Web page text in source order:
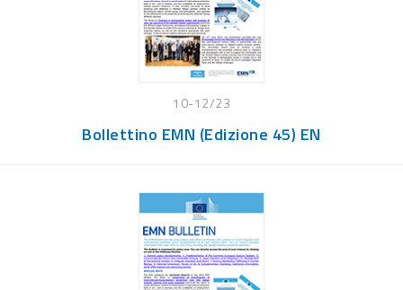
10-12/23
Bollettino EMN (Edizione 45) EN